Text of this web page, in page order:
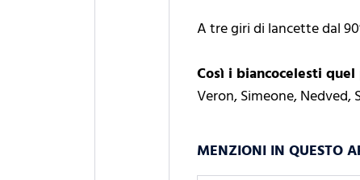
A tre giri di lancette dal
Così i biancocelesti
Veron, Simeone, Nedved,
MENZIONI IN QUESTO